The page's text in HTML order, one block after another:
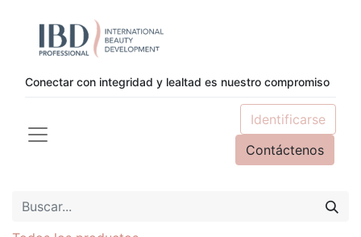
Conectar con integridad y lealtad es nuestro compromiso
Identificarse
Contáctenos